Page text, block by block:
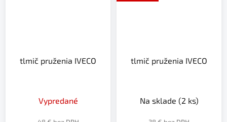
tlmič pruženia IVECO
Vypredané
tlmič pruženia IVECO
Na sklade (2 ks)